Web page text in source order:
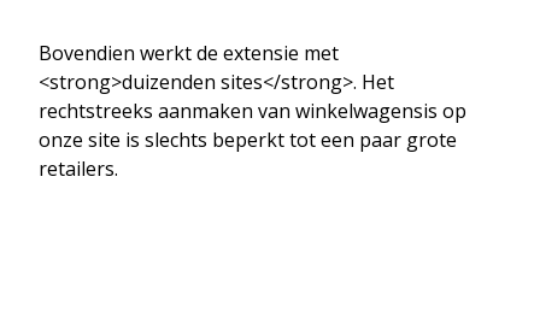
Bovendien werkt de extensie met
<strong>duizenden sites</strong>. Het
rechtstreeks aanmaken van winkelwagensis op
onze site is slechts beperkt tot een paar grote
retailers.